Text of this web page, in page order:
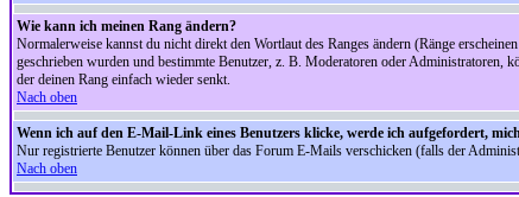
Wie kann ich meinen Rang ändern?
Normalerweise kannst du nicht direkt den Wortlaut des Ranges ändern (Ränge
geschrieben wurden und bestimmte Benutzer, z. B. Moderatoren oder Administratoren,
der deinen Rang einfach wieder senkt.
Nach oben
Wenn ich auf den E-Mail-Link eines Benutzers klicke, werde ich aufgefordert,
Nur registrierte Benutzer können über das Forum E-Mails verschicken (falls der
Nach oben